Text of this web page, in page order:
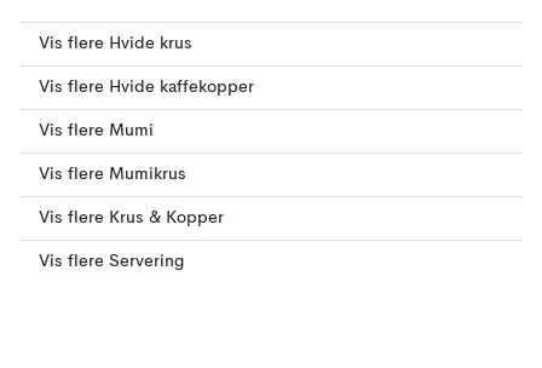
Vis flere Hvide krus
Vis flere Hvide kaffekopper
Vis flere Mumi
Vis flere Mumikrus
Vis flere Krus & Kopper
Vis flere Servering